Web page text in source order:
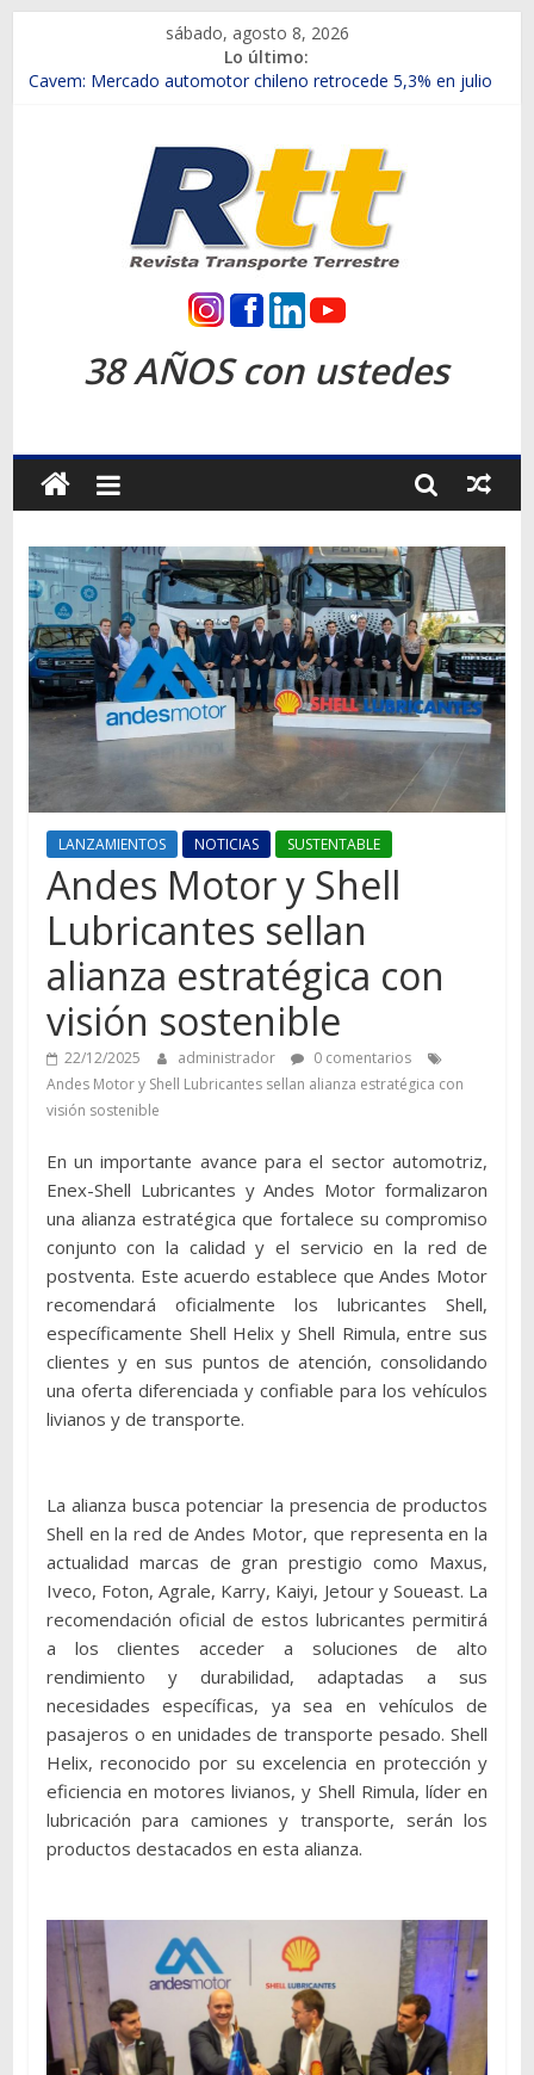
contenido
sábado, agosto 8, 2026
Lo último:
Chile es el primer mercado internacional en lanzar la nueva
Salfa suma vehículos electrificados de Chevrolet en el Biobío
Samex amplía su red con nuevas sucursales en Rancagua y
SINOTRUK Pick-ups presentó la recién estrenada Bolden en
la Expo Compras Públicas 2026
Revista
Transporte
Terrestre
Autos,
camiones,
motos,
información
del
mundo
del
transporte
38 AÑOS con ustedes
LANZAMIENTOS NOTICIAS SUSTENTABLE
Andes Motor y Shell
Lubricantes sellan
alianza estratégica con
visión sostenible
22/12/2025 administrador
0 comentarios
Andes Motor y Shell Lubricantes sellan alianza estratégica con
visión sostenible
En un importante avance para el sector automotriz,
Enex-Shell Lubricantes y Andes Motor formalizaron
una alianza estratégica que fortalece su compromiso
conjunto con la calidad y el servicio en la red de
postventa. Este acuerdo establece que Andes Motor
recomendará oficialmente los lubricantes Shell,
específicamente Shell Helix y Shell Rimula, entre sus
clientes y en sus puntos de atención, consolidando
una oferta diferenciada y confiable para los vehículos
livianos y de transporte.
La alianza busca potenciar la presencia de productos
Shell en la red de Andes Motor, que representa en la
actualidad marcas de gran prestigio como Maxus,
Iveco, Foton, Agrale, Karry, Kaiyi, Jetour y Soueast. La
recomendación oficial de estos lubricantes permitirá
a los clientes acceder a soluciones de alto
rendimiento y durabilidad, adaptadas a sus
necesidades específicas, ya sea en vehículos de
pasajeros o en unidades de transporte pesado. Shell
Helix, reconocido por su excelencia en protección y
eficiencia en motores livianos, y Shell Rimula, líder en
lubricación para camiones y transporte, serán los
productos destacados en esta alianza.